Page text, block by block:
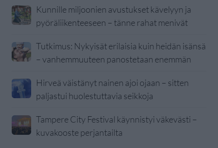
Kunnille miljoonien avustukset kävelyyn ja
pyöräliikenteeseen – tänne rahat menivät
Tutkimus: Nykyisät erilaisia kuin heidän isänsä
– vanhemmuuteen panostetaan enemmän
Hirveä väistänyt nainen ajoi ojaan – sitten
paljastui huolestuttavia seikkoja
Tampere City Festival käynnistyi väkevästi –
kuvakooste perjantailta